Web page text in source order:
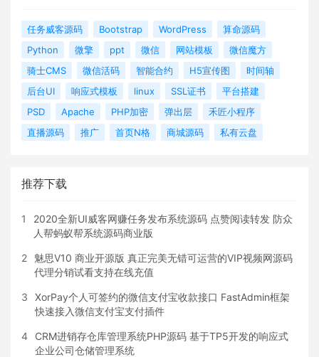
任务威客源码 Bootstrap WordPress
算命源码
Python
微擎 ppt 微信 网站模板
微信魔方
骑士CMS
微信活码 智能合约 H5宣传图
时间轴
后台UI
响应式模板 linux SSL证书
平台搭建
PSD
Apache PHP加密 弹出层
禾匠小程序
直播源码
推广 首页N格 商城源码 私有云盘
推荐下载
1
2020全新UI威客网赚任务发布系统源码 点赞阅读转发 防众
人帮蚂蚁帮系统源码商业版
2
魅思V10 商业开源版 真正完美无错可运营的VIP视频网源码
代理分销试看支持在线充值
3
XorPay个人可签约的微信支付宝收款接口 FastAdmin框架
快速接入微信支付宝支付插件
4
CRM进销存仓库管理系统PHP源码 基于TP5开发的响应式
企业公司仓储管理系统